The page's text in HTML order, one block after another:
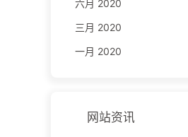
六月 2020
三月 2020
一月 2020
网站资讯